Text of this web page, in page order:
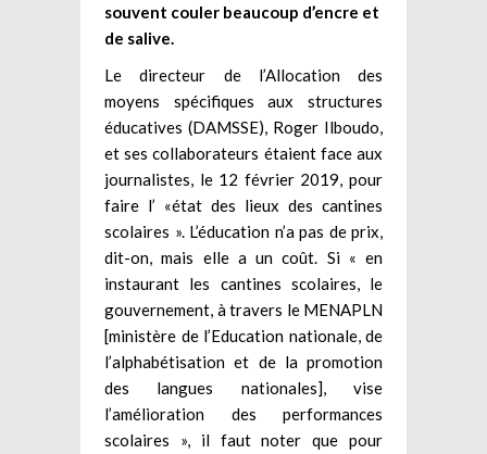
souvent couler beaucoup d’encre et
de salive.
Le directeur de l’Allocation des
moyens spécifiques aux structures
éducatives (DAMSSE), Roger Ilboudo,
et ses collaborateurs étaient face aux
journalistes, le 12 février 2019, pour
faire l’ «état des lieux des cantines
scolaires ». L’éducation n’a pas de prix,
dit-on, mais elle a un coût. Si « en
instaurant les cantines scolaires, le
gouvernement, à travers le MENAPLN
[ministère de l’Education nationale, de
l’alphabétisation et de la promotion
des langues nationales], vise
l’amélioration des performances
scolaires », il faut noter que pour